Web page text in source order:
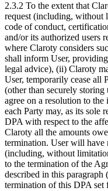
2.3.2 To the extent that
request (including, without
code of conduct,
and/or its authorized users
where Claroty considers
shall inform User,
legal advice), (ii) Claroty
User, temporarily cease all
(other than securely
agree on a resolution to the
each Party may, as its sole
DPA with respect to the
Claroty all the amounts
termination. User will have
(including, without
to the termination of the
described in this
termination of this DPA set